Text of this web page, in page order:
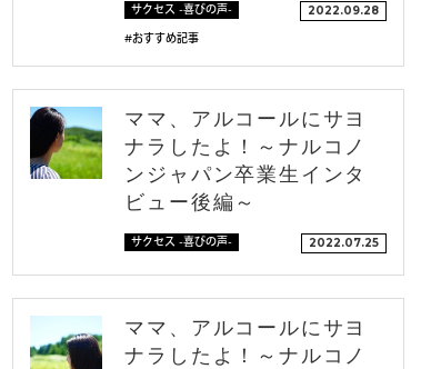
サクセス -喜びの声-
#おすすめ記事
2022.09.28
ママ、アルコールにサヨ
ナラしたよ！～ナルコノ
ンジャパン卒業生インタ
ビュー後編～
サクセス -喜びの声- 2022.07.25
ママ、アルコールにサヨ
ナラしたよ！～ナルコノ